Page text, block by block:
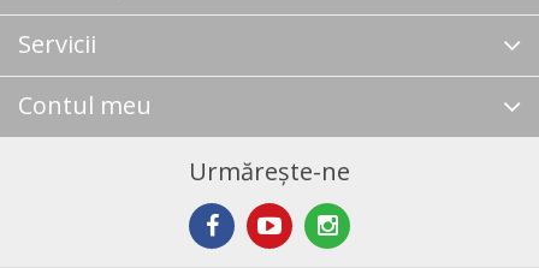
Servicii
Contul meu
Urmărește-ne